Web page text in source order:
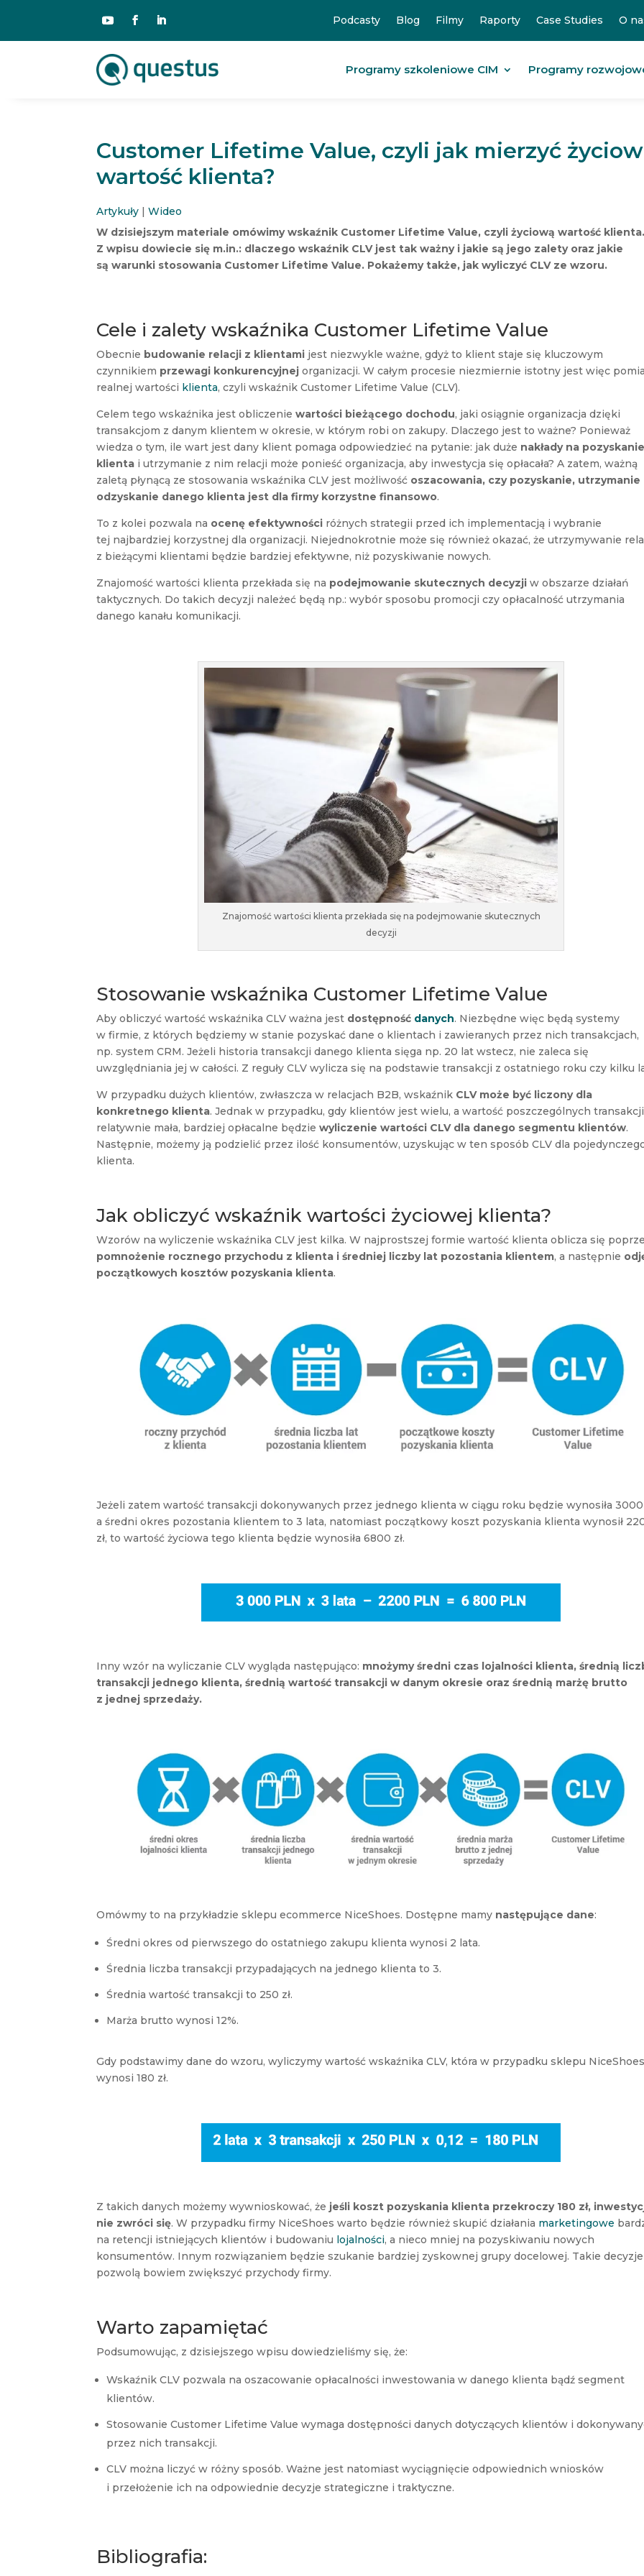
Podcasty Blog Filmy Raporty Case Studies O
Programy szkoleniowe CIM Programy
Customer Lifetime Value, czyli jak mierzyć
wartość klienta?
Artykuły |Wideo
W dzisiejszym materiale omówimy wskaźnik Customer Lifetime Value, czyli życiową wartość
Z wpisu dowiecie się m.in.: dlaczego wskaźnik CLV jest tak ważny i jakie są jego zalety oraz jakie
są warunki stosowania Customer Lifetime Value. Pokażemy także, jak wyliczyć CLV ze wzoru.
Cele i zalety wskaźnika Customer Lifetime Value
Obecnie budowanie relacji z klientami jest niezwykle ważne, gdyż to klient staje się kluczowym
czynnikiem przewagi konkurencyjnej organizacji. W całym procesie niezmiernie istotny jest więc
realnej wartości klienta, czyli wskaźnik Customer Lifetime Value (CLV).
Celem tego wskaźnika jest obliczeniewartości bieżącego dochodu, jaki osiągnie organizacja dzięki
transakcjom z danym klientem w okresie, w którym robi on zakupy. Dlaczego jest to ważne? Ponieważ
wiedza o tym, ile wart jest dany klient pomaga odpowiedzieć na pytanie: jak duże nakłady na
klienta i utrzymanie z nim relacji może ponieść organizacja, aby inwestycja się opłacała? A zatem, ważną
zaletą płynącą ze stosowania wskaźnika CLV jest możliwość oszacowania, czy pozyskanie, utrzymanie
odzyskanie danego klienta jest dla firmy korzystne finansowo.
To z kolei pozwala na ocenę efektywności różnych strategii przed ich implementacją i wybranie
tej najbardziej korzystnej dla organizacji. Niejednokrotnie może się również okazać, że utrzymywanie
z bieżącymi klientami będzie bardziej efektywne, niż pozyskiwanie nowych.
Znajomość wartości klienta przekłada się na podejmowanie skutecznych decyzji w obszarze działań
taktycznych. Do takich decyzji należeć będą np.: wybór sposobu promocji czy opłacalność utrzymania
danego kanału komunikacji.
Znajomość wartości klienta przekłada się na podejmowanie skutecznych
decyzji
Stosowanie wskaźnika Customer Lifetime Value
Aby obliczyć wartość wskaźnika CLV ważna jest dostępność danych. Niezbędne więc będą systemy
w firmie, z których będziemy w stanie pozyskać dane o klientach i zawieranych przez nich transakcjach,
np. system CRM. Jeżeli historia transakcji danego klienta sięga np. 20 lat wstecz, nie zaleca się
uwzględniania jej w całości. Z reguły CLV wylicza się na podstawie transakcji z ostatniego roku czy kilku
W przypadku dużych klientów, zwłaszcza w relacjach B2B, wskaźnik CLV może być liczony dla
konkretnego klienta. Jednak w przypadku, gdy klientów jest wielu, a wartość poszczególnych transakcji
relatywnie mała, bardziej opłacalne będziewyliczenie wartości CLV dla danego segmentu klientów.
Następnie, możemy ją podzielić przez ilość konsumentów, uzyskując w ten sposób CLV dla
klienta.
Jak obliczyć wskaźnik wartości życiowej klienta?
Wzorów na wyliczenie wskaźnika CLV jest kilka. W najprostszej formie wartość klienta oblicza się
pomnożenie rocznego przychodu z klienta i średniej liczby lat pozostania klientem, a następnie
początkowych kosztów pozyskania klienta.
Jeżeli zatem wartość transakcji dokonywanych przez jednego klienta w ciągu roku będzie wynosiła 3000
a średni okres pozostania klientem to 3 lata, natomiast początkowy koszt pozyskania klienta wynosił
zł, to wartość życiowa tego klienta będzie wynosiła 6800 zł.
Inny wzór na wyliczanie CLV wygląda następująco: mnożymy średni czas lojalności klienta, średnią
transakcji jednego klienta, średnią wartość transakcji w danym okresie oraz średnią marżę brutto
z jednej sprzedaży.
Omówmy to na przykładzie sklepu ecommerce NiceShoes. Dostępne mamy następujące dane:
Średni okres od pierwszego do ostatniego zakupu klienta wynosi 2 lata.
Średnia liczba transakcji przypadających na jednego klienta to 3.
Średnia wartość transakcji to 250 zł.
Marża brutto wynosi 12%.
Gdy podstawimy dane do wzoru, wyliczymy wartość wskaźnika CLV, która w przypadku sklepu
wynosi 180 zł.
Z takich danych możemy wywnioskować, że jeśli koszt pozyskania klienta przekroczy 180 zł,
nie zwróci się. W przypadku firmy NiceShoes warto będzie również skupić działania marketingowe
na retencji istniejących klientów i budowaniu lojalności, a nieco mniej na pozyskiwaniu nowych
konsumentów. Innym rozwiązaniem będzie szukanie bardziej zyskownej grupy docelowej. Takie decyzje
pozwolą bowiem zwiększyć przychody firmy.
Warto zapamiętać
Podsumowując, z dzisiejszego wpisu dowiedzieliśmy się, że:
Wskaźnik CLV pozwala na oszacowanie opłacalności inwestowania w danego klienta bądź segment
klientów.
Stosowanie Customer Lifetime Value wymaga dostępności danych dotyczących klientów i
przez nich transakcji.
CLV można liczyć w różny sposób. Ważne jest natomiast wyciągnięcie odpowiednich wniosków
i przełożenie ich na odpowiednie decyzje strategiczne i traktyczne.
Bibliografia: